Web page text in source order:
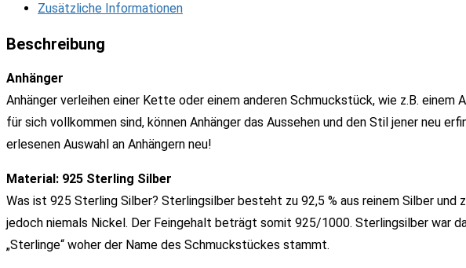
Zusätzliche Informationen
Beschreibung
Anhänger
Anhänger verleihen einer Kette oder einem anderen Schmuckstück, wie z.B.
für sich vollkommen sind, können Anhänger das Aussehen und den Stil jener neu
erlesenen Auswahl an Anhängern neu!
Material: 925 Sterling Silber
Was ist 925 Sterling Silber? Sterlingsilber besteht zu 92,5 % aus reinem Silber und
jedoch niemals Nickel. Der Feingehalt beträgt somit 925/1000. Sterlingsilber war
„Sterlinge“ woher der Name des Schmuckstückes stammt.